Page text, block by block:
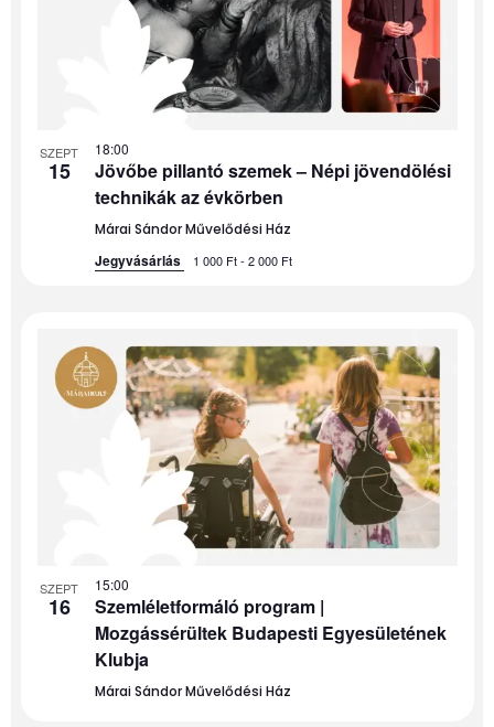
SZEPT
15
Jövőbe pillantó szemek – Népi jövendölési
technikák az évkörben
Márai Sándor Művelődési Ház
18:00
Jegyvásárlás 1 000 Ft - 2 000 Ft
SZEPT
16
Szemléletformáló program |
Mozgássérültek Budapesti Egyesületének
Klubja
Márai Sándor Művelődési Ház
15:00